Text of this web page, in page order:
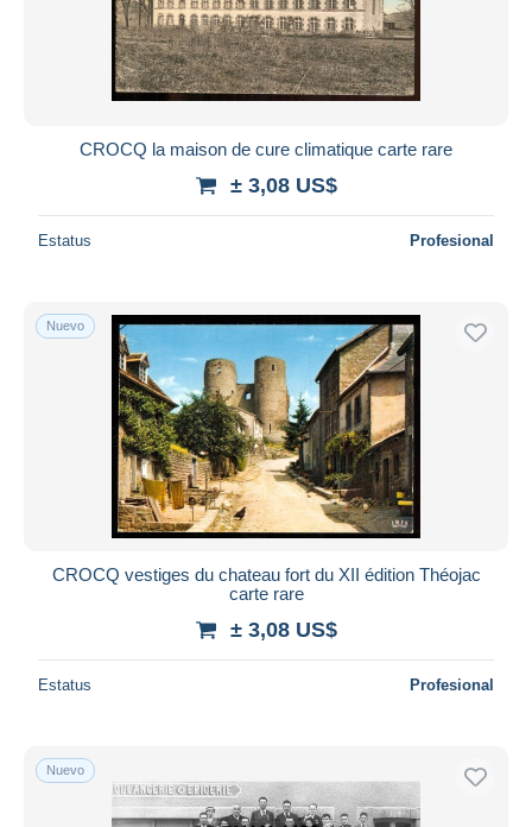
CROCQ la maison de cure climatique carte rare
± 3,08 US$
Estatus Profesional
Nuevo
CROCQ vestiges du chateau fort du XII édition Théojac
carte rare
± 3,08 US$
Estatus Profesional
Nuevo